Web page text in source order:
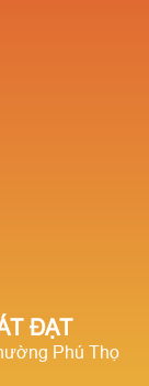
ĐẠT
Phú Thọ